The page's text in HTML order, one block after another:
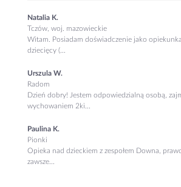
Natalia K.
Tczów, woj. mazowieckie
Witam. Posiadam doświadczenie jako
dziecięcy (...
Urszula W.
Radom
Dzień dobry! Jestem odpowiedzialną osobą,
wychowaniem 2ki...
Paulina K.
Pionki
Opieka nad dzieckiem z zespołem Downa,
zawsze...